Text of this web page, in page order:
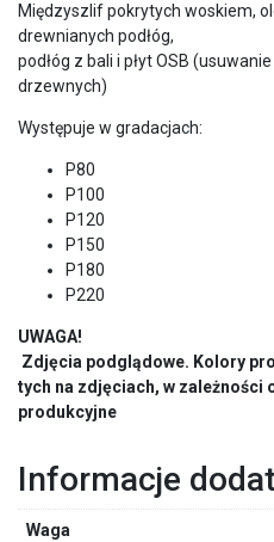
Międzyszlif pokrytych woskiem,
drewnianych podłóg,
podłóg z bali i płyt OSB
drzewnych)
Występuje w gradacjach:
P80
P100
P120
P150
P180
P220
UWAGA!
Zdjęcia podglądowe. Kolory
tych na zdjęciach, w zależności
produkcyjne
Informacje
Waga